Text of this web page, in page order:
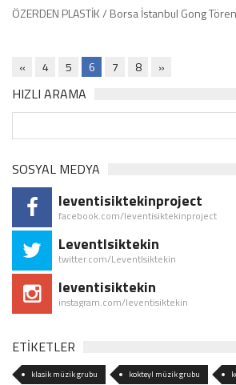
ÖZERDEN PLASTİK / Borsa İstanbul Gong
« 4 5 6 7 8 »
HIZLI ARAMA
SOSYAL MEDYA
leventisiktekinproject
facebook.com/leventisiktekinproject
LeventIsiktekin
twitter.com/LeventIsiktekin
leventisiktekin
instagram.com/leventisiktekin
ETİKETLER
klasik müzik grubu kokteyl müzik grubu